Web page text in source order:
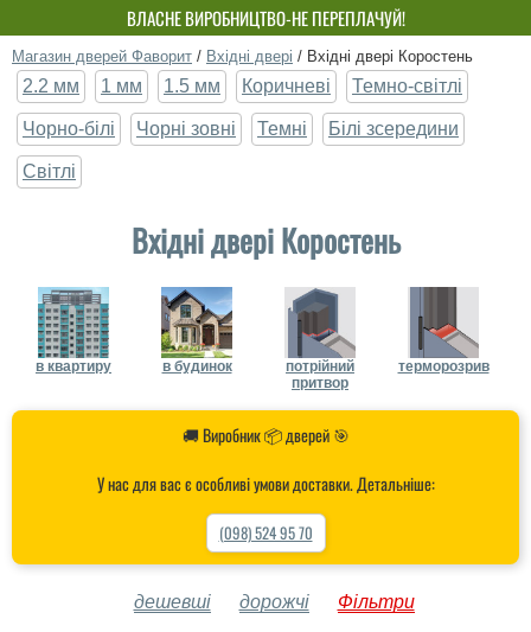
БЕЗКОШТОВНИЙ МОНТАЖ! ЗНИЖКА ДО 15%!
ВЛАСНЕ ВИРОБНИЦТВО-НЕ ПЕРЕПЛАЧУЙ!
Магазин дверей Фаворит / Вхідні двері / Вхідні двері Коростень
2.2 мм 1 мм 1.5 мм Коричневі Темно-світлі
Чорно-білі Чорні зовні Темні Білі зсередини
Світлі
Вхідні двері Коростень
в квартиру в будинок
потрійний
притвор
терморозрив
🚚 Виробник 📦 дверей 🎯
У нас для вас є особливі умови доставки. Детальніше:
(098) 524 95 70
дешевші дорожчі Фільтри